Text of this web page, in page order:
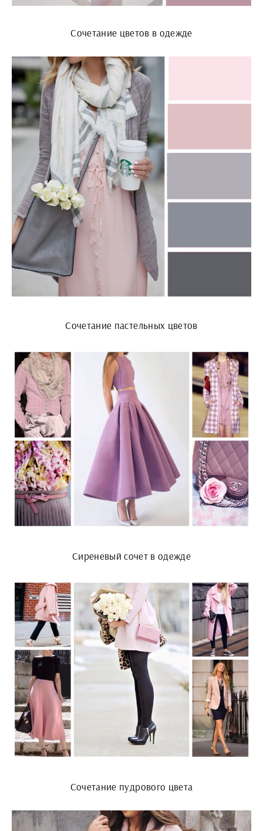
Сочетание цветов в одежде
Сочетание пастельных цветов
Сиреневый сочет в одежде
Сочетание пудрового цвета